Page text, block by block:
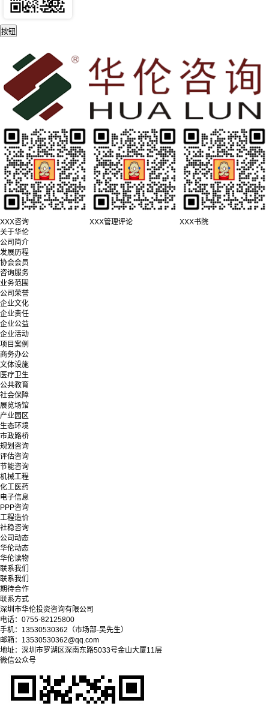
XXX咨询 XXX管理评论
XXX书院
关于华伦
公司简介
发展历程
协会会员
咨询服务
业务范围
公司荣誉
企业文化
企业责任
企业公益
企业活动
项目案例
商务办公
文体设施
医疗卫生
公共教育
社会保障
展览场馆
产业园区
生态环境
市政路桥
规划咨询
评估咨询
节能咨询
机械工程
化工医药
电子信息
PPP咨询
工程造价
社稳咨询
公司动态
华伦动态
华伦读物
联系我们
联系我们
期待合作
联系方式
深圳市华伦投资咨询有限公司
电话：0755-82125800
手机：13530530362（市场部-吴先生）
邮箱：13530530362@qq.com
地址：深圳市罗湖区深南东路5033号金山大厦11层
微信公众号